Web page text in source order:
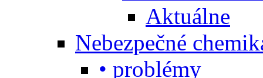
Aktuálne
Nebezpečné
• problémy